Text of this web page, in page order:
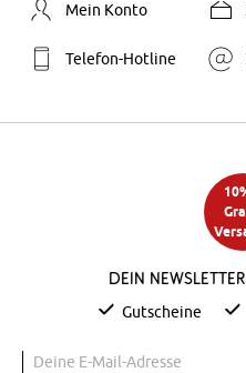
Mein Konto
Telefon-Hotline
Dein
Gutscheine
Deine E-Mail-Adresse